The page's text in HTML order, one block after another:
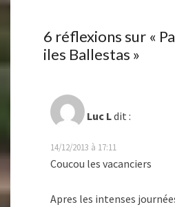
6 réflexions sur «
iles Ballestas »
Luc Ldit :
14/12/2013 à 17:11
Coucou les vacanciers
Apres les intenses